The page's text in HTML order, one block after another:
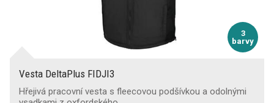
3
barvy
Vesta DeltaPlus FIDJI3
Hřejivá pracovní vesta s fleecovou podšívkou a odolnými